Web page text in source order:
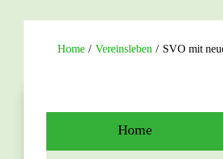
Home / Vereinsleben / SVO mit
Home